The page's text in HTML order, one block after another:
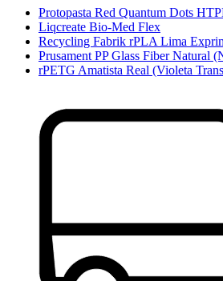
Protopasta Red Quantum Dots
Liqcreate Bio-Med Flex
Recycling Fabrik rPLA Lima
Prusament PP Glass Fiber Natural
rPETG Amatista Real (Violeta